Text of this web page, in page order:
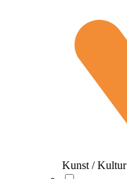
Kunst / Kultur